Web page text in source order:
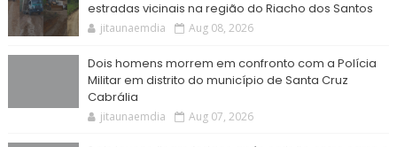
estradas vicinais na região do Riacho dos Santos
jitaunaemdia Aug 08, 2026
Dois homens morrem em confronto com a Polícia
Militar em distrito do município de Santa Cruz
Cabrália
jitaunaemdia Aug 07, 2026